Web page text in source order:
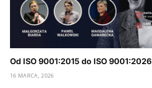
Od ISO 9001:2015 do ISO 9001:2026
16 MARCA, 2026